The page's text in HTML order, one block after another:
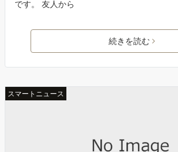
です。 友人から
続きを読む
スマートニュース